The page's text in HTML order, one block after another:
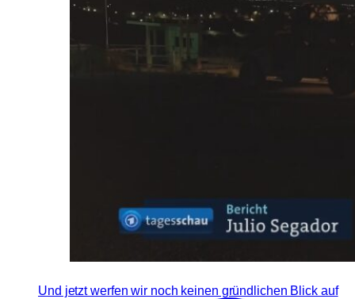
Und jetzt werfen wir noch keinen gründlichen Blick auf